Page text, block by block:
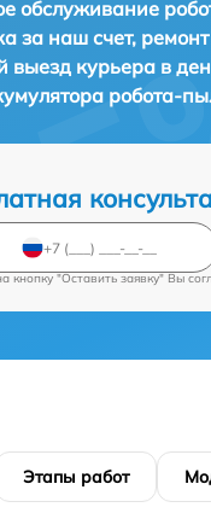
обслуживание
за наш счет,
выезд курьера в
робота-
кнопку "Оставить заявку" Вы
Этапы работ